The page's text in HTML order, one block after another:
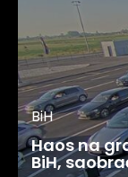
BiH
Haos na
BiH,